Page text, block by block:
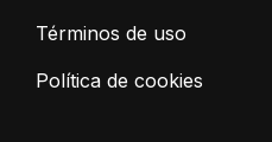
Términos de uso
Política de cookies